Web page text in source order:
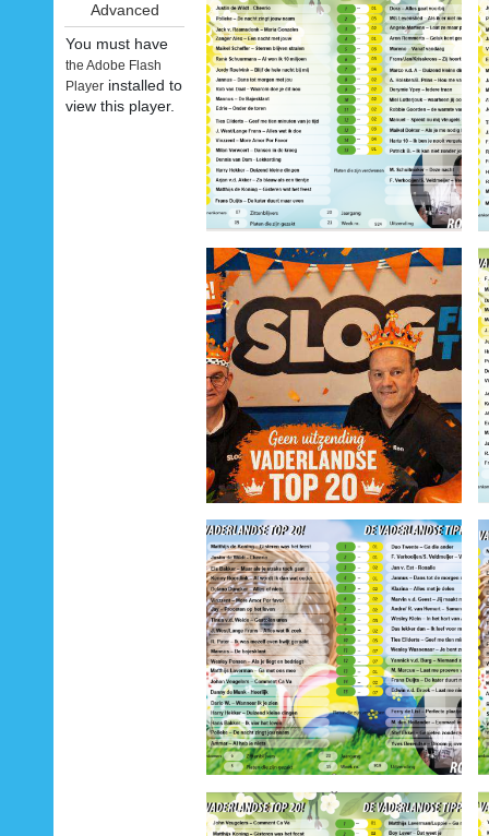
Advanced
You must have
the Adobe Flash
Player installed to
view this player.